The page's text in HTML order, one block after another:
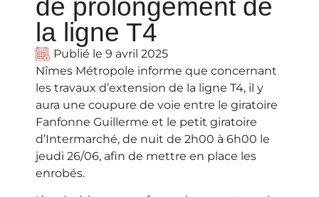
de prolongement de
la ligne T4
Publié le 9 avril 2025
Nîmes Métropole informe que concernant
les travaux d’extension de la ligne T4, il y
aura une coupure de voie entre le giratoire
Fanfonne Guillerme et le petit giratoire
d’Intermarché, de nuit de 2h00 à 6h00 le
jeudi 26/06, afin de mettre en place les
enrobés.